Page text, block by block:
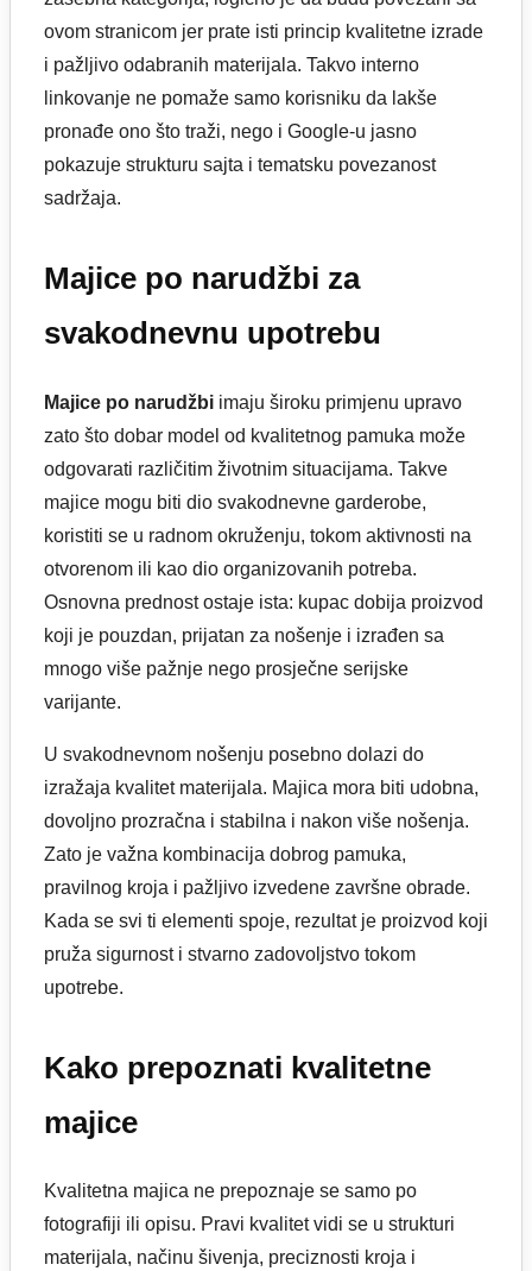
ovom stranicom jer prate isti princip kvalitetne izrade
i pažljivo odabranih materijala. Takvo interno
linkovanje ne pomaže samo korisniku da lakše
pronađe ono što traži, nego i Google-u jasno
pokazuje strukturu sajta i tematsku povezanost
sadržaja.
Majice po narudžbi za
svakodnevnu upotrebu
Majice po narudžbi imaju široku primjenu upravo
zato što dobar model od kvalitetnog pamuka može
odgovarati različitim životnim situacijama. Takve
majice mogu biti dio svakodnevne garderobe,
koristiti se u radnom okruženju, tokom aktivnosti na
otvorenom ili kao dio organizovanih potreba.
Osnovna prednost ostaje ista: kupac dobija proizvod
koji je pouzdan, prijatan za nošenje i izrađen sa
mnogo više pažnje nego prosječne serijske
varijante.
U svakodnevnom nošenju posebno dolazi do
izražaja kvalitet materijala. Majica mora biti udobna,
dovoljno prozračna i stabilna i nakon više nošenja.
Zato je važna kombinacija dobrog pamuka,
pravilnog kroja i pažljivo izvedene završne obrade.
Kada se svi ti elementi spoje, rezultat je proizvod koji
pruža sigurnost i stvarno zadovoljstvo tokom
upotrebe.
Kako prepoznati kvalitetne
majice
Kvalitetna majica ne prepoznaje se samo po
fotografiji ili opisu. Pravi kvalitet vidi se u strukturi
materijala, načinu šivenja, preciznosti kroja i